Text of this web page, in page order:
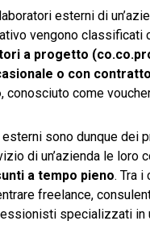
esterni di
vengono classificati
a progetto
o con
, conosciuto come
esterni sono dunque dei
di un’azienda le loro
a tempo pieno. Tra i
freelance,
specializzati in